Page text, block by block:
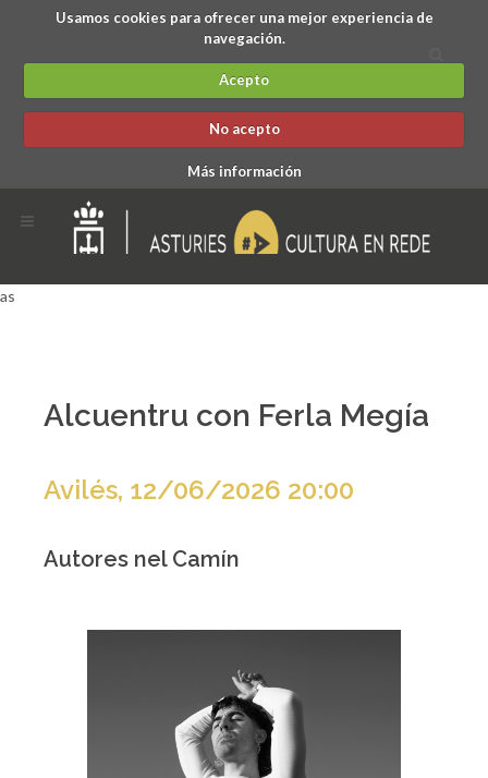
Usamos cookies para ofrecer una mejor experiencia de
navegación.
Acepto
No acepto
Más información
as
Alcuentru con Ferla Megía
Avilés, 12/06/2026 20:00
Autores nel Camín